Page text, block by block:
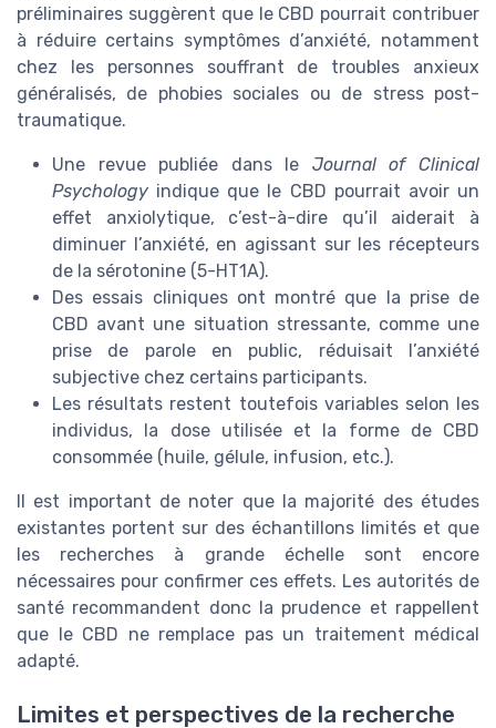
préliminaires suggèrent que le CBD pourrait contribuer
à réduire certains symptômes d’anxiété, notamment
chez les personnes souffrant de troubles anxieux
généralisés, de phobies sociales ou de stress post-
traumatique.
Une revue publiée dans le Journal of Clinical
Psychology indique que le CBD pourrait avoir un
effet anxiolytique, c’est-à-dire qu’il aiderait à
diminuer l’anxiété, en agissant sur les récepteurs
de la sérotonine (5-HT1A).
Des essais cliniques ont montré que la prise de
CBD avant une situation stressante, comme une
prise de parole en public, réduisait l’anxiété
subjective chez certains participants.
Les résultats restent toutefois variables selon les
individus, la dose utilisée et la forme de CBD
consommée (huile, gélule, infusion, etc.).
Il est important de noter que la majorité des études
existantes portent sur des échantillons limités et que
les recherches à grande échelle sont encore
nécessaires pour confirmer ces effets. Les autorités de
santé recommandent donc la prudence et rappellent
que le CBD ne remplace pas un traitement médical
adapté.
Limites et perspectives de la recherche